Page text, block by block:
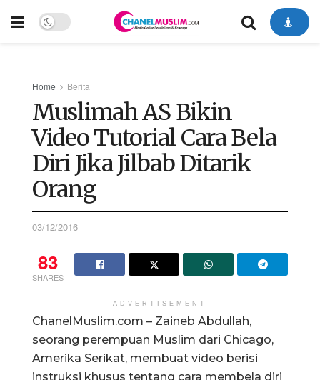
Home Berita
Muslimah AS Bikin
Video Tutorial Cara Bela
Diri Jika Jilbab Ditarik
Orang
03/12/2016
83
SHARES
ADVERTISEMENT
ChanelMuslim.com – Zaineb Abdullah,
seorang perempuan Muslim dari Chicago,
Amerika Serikat, membuat video berisi
instruksi khusus tentang cara membela diri